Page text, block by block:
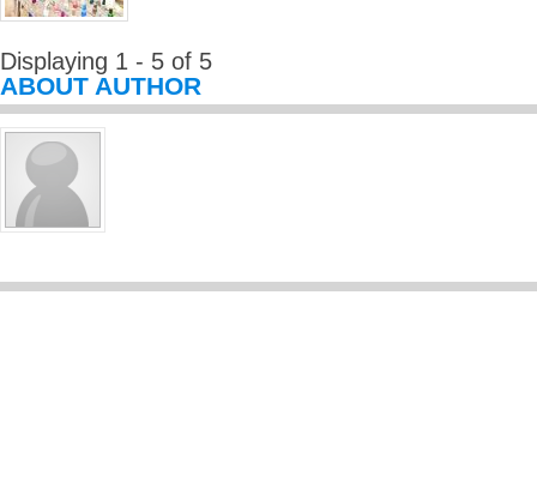
Displaying 1 - 5 of 5
ABOUT AUTHOR